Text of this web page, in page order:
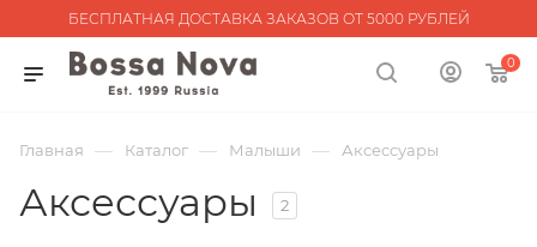
БЕСПЛАТНАЯ ДОСТАВКА ЗАКАЗОВ ОТ 5000 РУБЛЕЙ
0
Главная — Каталог — Малыши — Аксессуары
Аксессуары 2